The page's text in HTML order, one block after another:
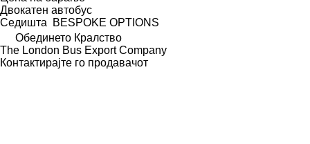
Двокатен автобус
Седишта
BESPOKE OPTIONS
Обединето Кралство
The London Bus Export Company
Контактирајте го продавачот